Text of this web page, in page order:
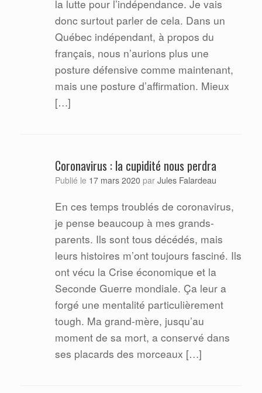
la lutte pour l’indépendance. Je vais
donc surtout parler de cela. Dans un
Québec indépendant, à propos du
français, nous n’aurions plus une
posture défensive comme maintenant,
mais une posture d’affirmation. Mieux
[…]
Coronavirus : la cupidité nous perdra
Publié le 17 mars 2020 par Jules Falardeau
En ces temps troublés de coronavirus,
je pense beaucoup à mes grands-
parents. Ils sont tous décédés, mais
leurs histoires m’ont toujours fasciné. Ils
ont vécu la Crise économique et la
Seconde Guerre mondiale. Ça leur a
forgé une mentalité particulièrement
tough. Ma grand-mère, jusqu’au
moment de sa mort, a conservé dans
ses placards des morceaux […]